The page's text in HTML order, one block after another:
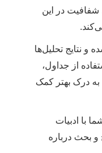
در این
و نتایج تحلیل‌ها
از جداول،
به درک بهتر کمک
با ادبیات
و بحث درباره